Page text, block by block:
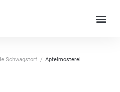
Schwagstorf / Apfelmosterei